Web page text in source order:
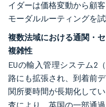
イダーは価格変動から顧
モーダルルーティングを
複数法域における通関・
複雑性
EUの輸入管理システム2
路にも拡張され、到着前
関所要時間が長期化して